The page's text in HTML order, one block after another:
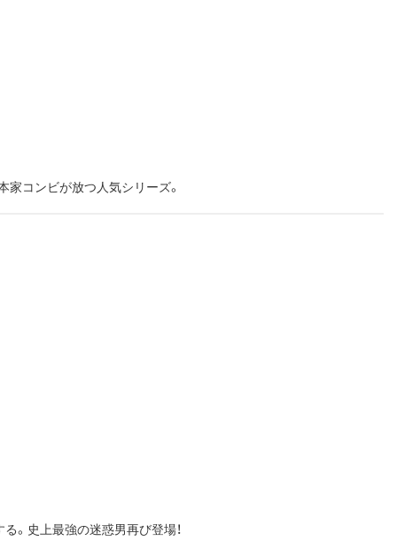
コンビが放つ人気シリーズ。
。史上最強の迷惑男再び登場！